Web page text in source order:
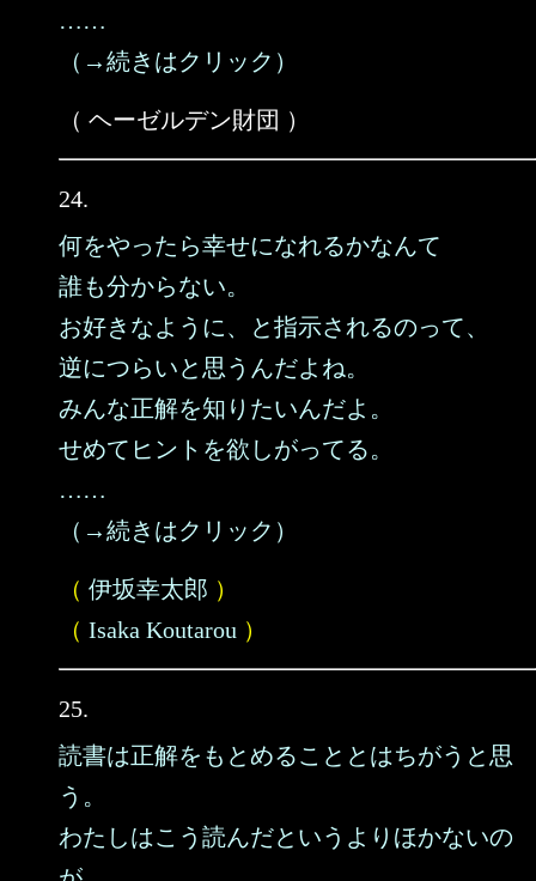
……
（→続きはクリック）
（ ヘーゼルデン財団 ）
24.
何をやったら幸せになれるかなんて
誰も分からない。
お好きなように、と指示されるのって、
逆につらいと思うんだよね。
みんな正解を知りたいんだよ。
せめてヒントを欲しがってる。
……
（→続きはクリック）
（ 伊坂幸太郎 ）
（ Isaka Koutarou ）
25.
読書は正解をもとめることとはちがうと思
う。
わたしはこう読んだというよりほかないの